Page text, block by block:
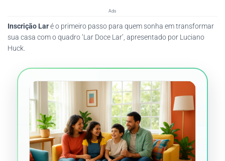
I
N
Ads
Inscrição Laré o primeiro passo para quem sonha em transformar
sua casa com o quadro ‘Lar Doce Lar’, apresentado por Luciano
Huck.